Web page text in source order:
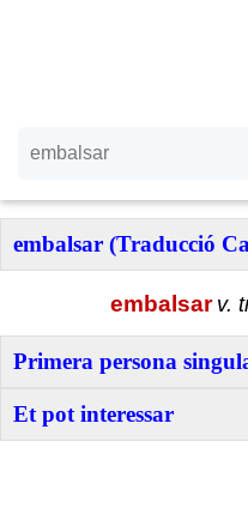
embalsar (Traducció
embalsar v.
Primera persona
Et pot interessar